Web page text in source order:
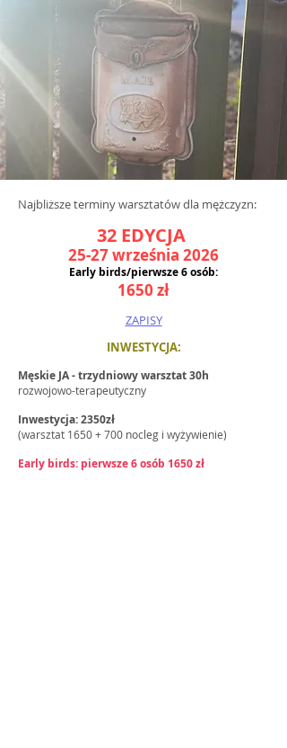
Najbliższe terminy warsztatów dla mężczyzn:​​
32 EDYCJA
25-27 września 2026
Early birds/pierwsze 6 osób:
1650 zł
ZAPISY
INWESTYCJA:
Męskie JA - trzydniowy warsztat 30h
rozwojowo-terapeutyczny
Inwestycja: 2350zł
(warsztat 1650 + 700 nocleg i wyżywienie)
Early birds: pierwsze 6 osób 1650 zł